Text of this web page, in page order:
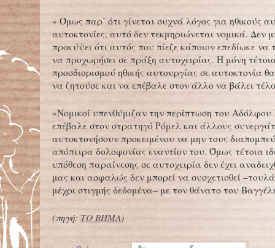
» Όμως παρ’ ότι γίνεται συχνά λόγος για ηθικούς
αυτοκτονίες, αυτό δεν τεκμηριώνεται νομικά. Δεν
προκύψει ότι αυτός που πίεζε κάποιον επεδίωκε να
να προχωρήσει σε πράξη αυτοχειρίας. Η μόνη
προσδιορισμού ηθικής αυτουργίας σε αυτοκτονία
να ζητούσε και να επέβαλε στον άλλο να βάλει
»Νομικοί υπενθύμιζαν την περίπτωση του Αδόλφου
επέβαλε στον στρατηγό Ρόμελ και άλλους
αυτοκτονήσουν προκειμένου να μην τους
απόπειρα δολοφονίας εναντίον του. Όμως τέτοια
υπόθεση παραίνεσης σε αυτοχειρία δεν έχει
μας και ασφαλώς δεν μπορεί να συσχετισθεί
μέχρι στιγμής δεδομένα– με τον θάνατο του
(πηγή: ΤΟ ΒΗΜΑ)